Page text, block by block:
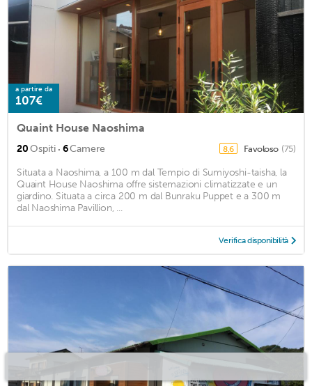
a partire da
107€
Quaint House Naoshima
20Ospiti · 6Camere 8,6 Favoloso (75)
Situata a Naoshima, a 100 m dal Tempio di Sumiyoshi-taisha, la
Quaint House Naoshima offre sistemazioni climatizzate e un
giardino. Situata a circa 200 m dal Bunraku Puppet e a 300 m
dal Naoshima Pavillion, ...
Verifica disponibilità